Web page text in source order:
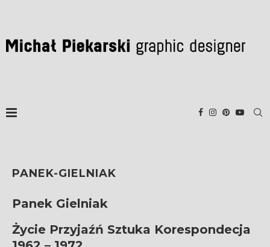
PANEK-GIELNIAK
Panek Gielniak
Życie Przyjaźń Sztuka Korespondecja